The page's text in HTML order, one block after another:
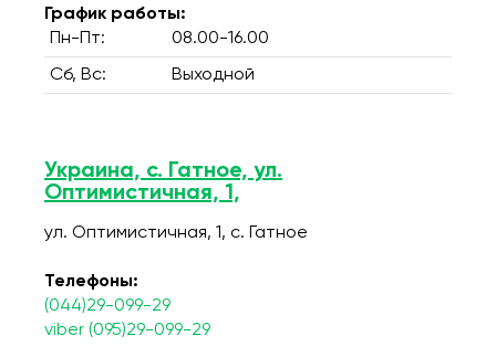
График работы:
Пн-Пт:
08.00-16.00
Сб, Вс: Выходной
Украина, с. Гатное, ул.
Оптимистичная, 1,
ул. Оптимистичная, 1, c. Гатное
Телефоны:
(044)29-099-29
viber (095)29-099-29